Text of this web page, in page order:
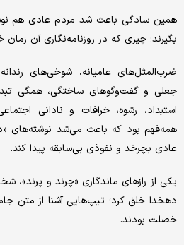
همین سادگی باعث شد مردم عادی هم
بگیرند؛ چیزی که در روزنامه‌نگاری آن زمان
ضرب‌المثل‌های عامیانه، شوخی‌های
جعلی و گفت‌وگوهای ساختگی، همگی
استبداد، رشوه، خرافات و نادانی
همه‌فهم بود که باعث می‌شد نوشته‌های
عادی بچرخد و نفوذی بی‌سابقه پیدا کند.
یکی از رازهای ماندگاری «چرند و پرند»،
دهخدا خلق کرد؛ تیپ‌هایی آشنا از متن
خصلت بودند.